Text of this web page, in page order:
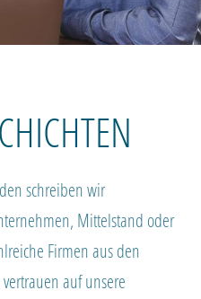
schreiben wir
Mittelstand oder
Firmen aus den
auf unsere